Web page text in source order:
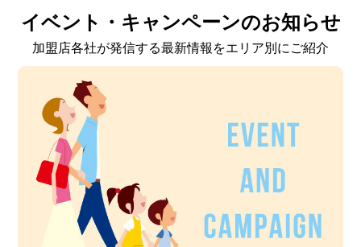
イベント・キャンペーンのお知らせ
加盟店各社が発信する最新情報をエリア別にご紹介